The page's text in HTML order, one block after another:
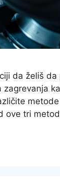
da želiš
zagrevanja
ove tri